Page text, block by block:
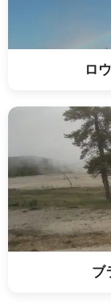
ロ
ブ